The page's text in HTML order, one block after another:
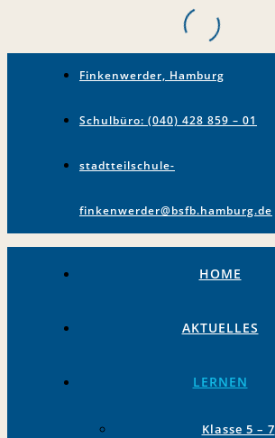
Finkenwerder, Hamburg
Schulbüro: (040) 428 859 – 01
stadtteilschule-
finkenwerder@bsfb.hamburg.de
HOME
AKTUELLES
LERNEN
Klasse 5 – 7